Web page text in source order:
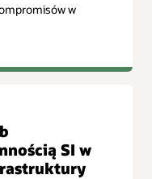
w
SI w